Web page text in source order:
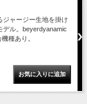
ジャージー生地を掛け
デル。beyerdyanamic
種あり。